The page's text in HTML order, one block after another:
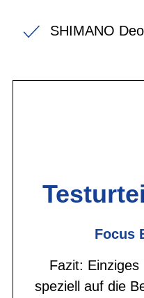
SHIMANO
Focus
Fazit:
speziell auf die